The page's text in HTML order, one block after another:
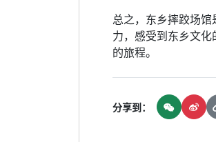
总之，东乡摔跤场
力，感受到东乡文
的旅程。
分享到：